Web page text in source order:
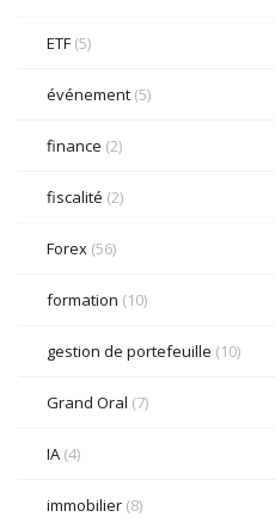
ETF (5)
événement (5)
finance (2)
fiscalité (2)
Forex (56)
formation (10)
gestion de portefeuille (10)
Grand Oral (7)
IA (4)
immobilier (8)